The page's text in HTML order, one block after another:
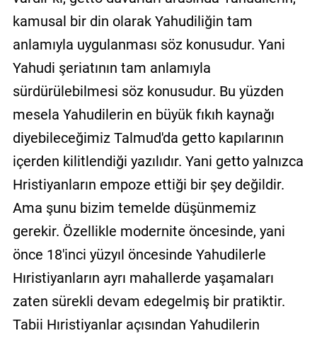
kamusal bir din olarak Yahudiliğin tam
anlamıyla uygulanması söz konusudur. Yani
Yahudi şeriatının tam anlamıyla
sürdürülebilmesi söz konusudur. Bu yüzden
mesela Yahudilerin en büyük fıkıh kaynağı
diyebileceğimiz Talmud'da getto kapılarının
içerden kilitlendiği yazılıdır. Yani getto yalnızca
Hristiyanların empoze ettiği bir şey değildir.
Ama şunu bizim temelde düşünmemiz
gerekir. Özellikle modernite öncesinde, yani
önce 18'inci yüzyıl öncesinde Yahudilerle
Hıristiyanların ayrı mahallerde yaşamaları
zaten sürekli devam edegelmiş bir pratiktir.
Tabii Hıristiyanlar açısından Yahudilerin